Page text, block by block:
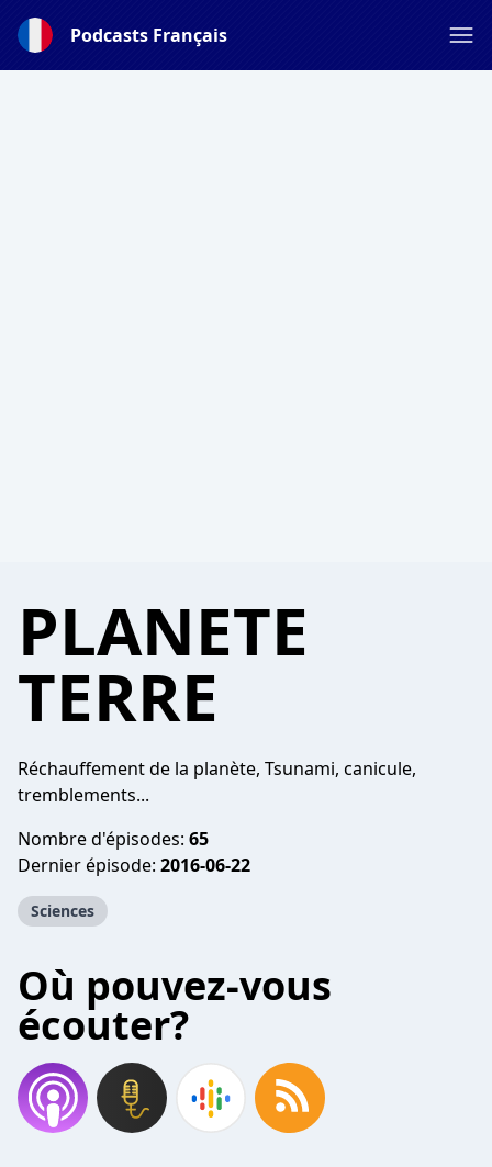
Podcasts Français
PLANETE
TERRE
Réchauffement de la planète, Tsunami, canicule,
tremblements...
Nombre d'épisodes: 65
Dernier épisode: 2016-06-22
Sciences
Où pouvez-vous
écouter?